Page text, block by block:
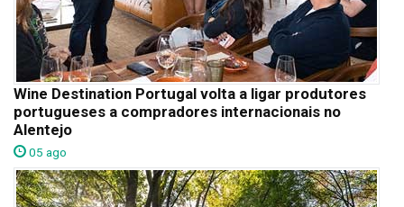
Wine Destination Portugal volta a ligar produtores
portugueses a compradores internacionais no
Alentejo
05 ago